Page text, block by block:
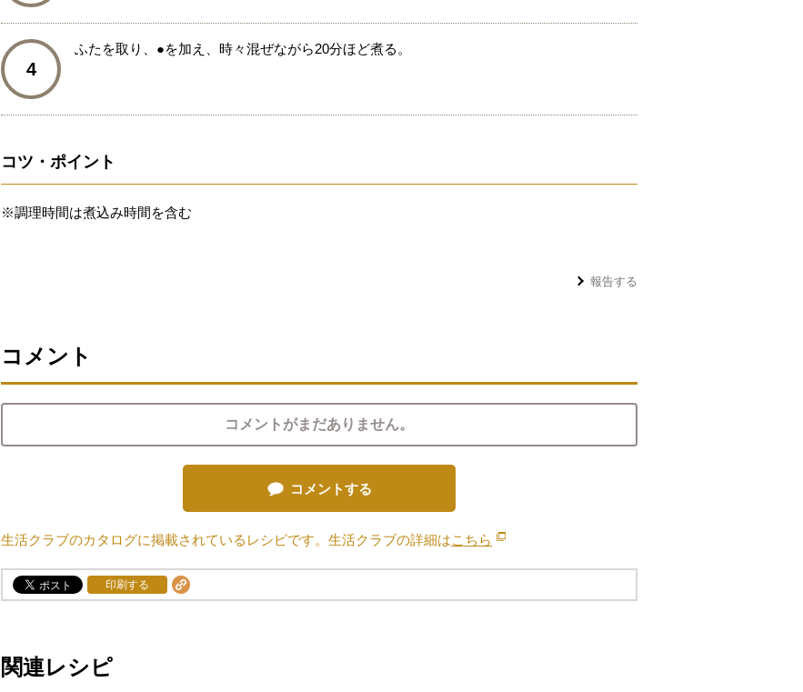
4
ふたを取り、●を加え、時々混ぜながら20分ほど煮る。
コツ・ポイント
※調理時間は煮込み時間を含む
報告する
コメント
コメントがまだありません。
コメントする
生活クラブのカタログに掲載されているレシピです。生活クラブの詳細はこちら 別のウィンドウで開きます。
印刷する
関連レシピ